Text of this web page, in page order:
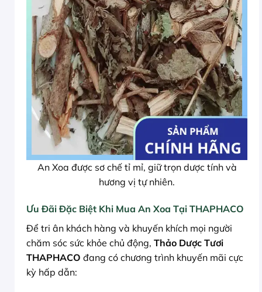
An Xoa được sơ chế tỉ mỉ, giữ trọn dược tính và
hương vị tự nhiên.
Ưu Đãi Đặc Biệt Khi Mua An Xoa Tại THAPHACO
Để tri ân khách hàng và khuyến khích mọi người
chăm sóc sức khỏe chủ động, Thảo Dược Tươi
THAPHACO đang có chương trình khuyến mãi cực
kỳ hấp dẫn: